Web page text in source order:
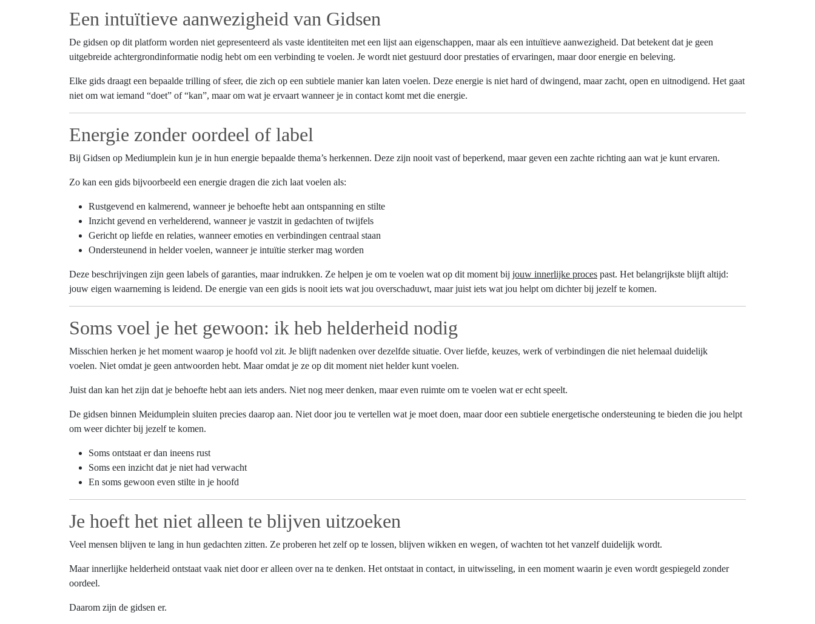
Een intuïtieve aanwezigheid van Gidsen
De gidsen op dit platform worden niet gepresenteerd als vaste identiteiten met een lijst aan eigenschappen, maar als een intuïtieve aanwezigheid. Dat betekent dat je geen
uitgebreide achtergrondinformatie nodig hebt om een verbinding te voelen. Je wordt niet gestuurd door prestaties of ervaringen, maar door energie en beleving.
Elke gids draagt een bepaalde trilling of sfeer, die zich op een subtiele manier kan laten voelen. Deze energie is niet hard of dwingend, maar zacht, open en uitnodigend. Het gaat
niet om wat iemand “doet” of “kan”, maar om wat je ervaart wanneer je in contact komt met die energie.
Energie zonder oordeel of label
Bij Gidsen op Mediumplein kun je in hun energie bepaalde thema’s herkennen. Deze zijn nooit vast of beperkend, maar geven een zachte richting aan wat je kunt ervaren.
Zo kan een gids bijvoorbeeld een energie dragen die zich laat voelen als:
Rustgevend en kalmerend, wanneer je behoefte hebt aan ontspanning en stilte
Inzicht gevend en verhelderend, wanneer je vastzit in gedachten of twijfels
Gericht op liefde en relaties, wanneer emoties en verbindingen centraal staan
Ondersteunend in helder voelen, wanneer je intuïtie sterker mag worden
Deze beschrijvingen zijn geen labels of garanties, maar indrukken. Ze helpen je om te voelen wat op dit moment bij jouw innerlijke proces past. Het belangrijkste blijft altijd:
jouw eigen waarneming is leidend. De energie van een gids is nooit iets wat jou overschaduwt, maar juist iets wat jou helpt om dichter bij jezelf te komen.
Soms voel je het gewoon: ik heb helderheid nodig
Misschien herken je het moment waarop je hoofd vol zit. Je blijft nadenken over dezelfde situatie. Over liefde, keuzes, werk of verbindingen die niet helemaal duidelijk
voelen. Niet omdat je geen antwoorden hebt. Maar omdat je ze op dit moment niet helder kunt voelen.
Juist dan kan het zijn dat je behoefte hebt aan iets anders. Niet nog meer denken, maar even ruimte om te voelen wat er echt speelt.
De gidsen binnen Meidumplein sluiten precies daarop aan. Niet door jou te vertellen wat je moet doen, maar door een subtiele energetische ondersteuning te bieden die jou helpt
om weer dichter bij jezelf te komen.
Soms ontstaat er dan ineens rust
Soms een inzicht dat je niet had verwacht
En soms gewoon even stilte in je hoofd
Je hoeft het niet alleen te blijven uitzoeken
Veel mensen blijven te lang in hun gedachten zitten. Ze proberen het zelf op te lossen, blijven wikken en wegen, of wachten tot het vanzelf duidelijk wordt.
Maar innerlijke helderheid ontstaat vaak niet door er alleen over na te denken. Het ontstaat in contact, in uitwisseling, in een moment waarin je even wordt gespiegeld zonder
oordeel.
Daarom zijn de gidsen er.